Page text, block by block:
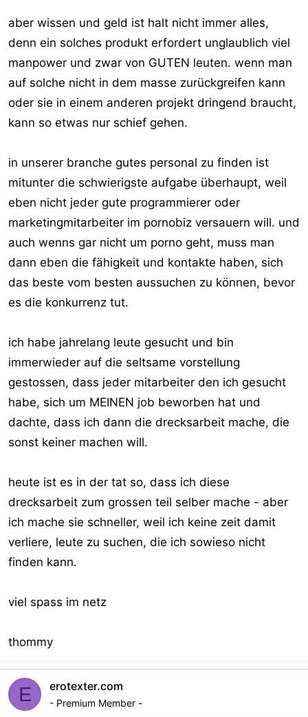
größer, Erfolg zu haben.
aber wissen und geld ist halt nicht immer alles,
denn ein solches produkt erfordert unglaublich viel
manpower und zwar von GUTEN leuten. wenn man
auf solche nicht in dem masse zurückgreifen kann
oder sie in einem anderen projekt dringend braucht,
kann so etwas nur schief gehen.
in unserer branche gutes personal zu finden ist
mitunter die schwierigste aufgabe überhaupt, weil
eben nicht jeder gute programmierer oder
marketingmitarbeiter im pornobiz versauern will. und
auch wenns gar nicht um porno geht, muss man
dann eben die fähigkeit und kontakte haben, sich
das beste vom besten aussuchen zu können, bevor
es die konkurrenz tut.
ich habe jahrelang leute gesucht und bin
immerwieder auf die seltsame vorstellung
gestossen, dass jeder mitarbeiter den ich gesucht
habe, sich um MEINEN job beworben hat und
dachte, dass ich dann die drecksarbeit mache, die
sonst keiner machen will.
heute ist es in der tat so, dass ich diese
drecksarbeit zum grossen teil selber mache - aber
ich mache sie schneller, weil ich keine zeit damit
verliere, leute zu suchen, die ich sowieso nicht
finden kann.
viel spass im netz
thommy
E erotexter.com
- Premium Member -